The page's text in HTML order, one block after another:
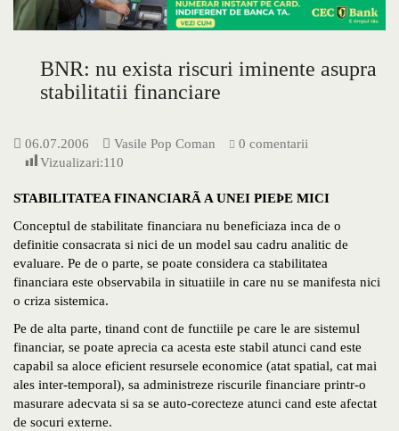
BNR: nu exista riscuri iminente asupra
stabilitatii financiare
06.07.2006 Vasile Pop Coman
0 comentarii
Vizualizari:110
STABILITATEA FINANCIARÃ A UNEI PIEÞE MICI
Conceptul de stabilitate financiara nu beneficiaza inca de o
definitie consacrata si nici de un model sau cadru analitic de
evaluare. Pe de o parte, se poate considera ca stabilitatea
financiara este observabila in situatiile in care nu se manifesta nici
o criza sistemica.
Pe de alta parte, tinand cont de functiile pe care le are sistemul
financiar, se poate aprecia ca acesta este stabil atunci cand este
capabil sa aloce eficient resursele economice (atat spatial, cat mai
ales inter-temporal), sa administreze riscurile financiare printr-o
masurare adecvata si sa se auto-corecteze atunci cand este afectat
de socuri externe.